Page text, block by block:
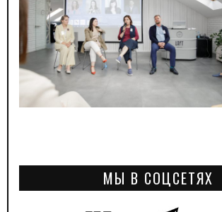
МЫ В СОЦСЕТЯХ